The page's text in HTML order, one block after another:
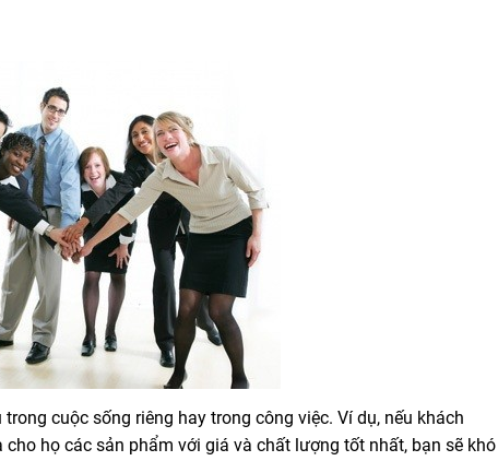
cuộc sống riêng hay trong công việc. Ví dụ, nếu khách
họ các sản phẩm với giá và chất lượng tốt nhất, bạn sẽ khó